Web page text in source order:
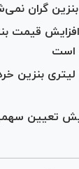
گران
افزایش قیمت
است
سهمیه ۶٠ لیتری
تعیین